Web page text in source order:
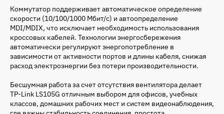
Коммутатор поддерживает автоматическое определение
скорости (10/100/1000 Мбит/с) и автоопределение
MDI/MDIX, что исключает необходимость использования
кроссовых кабелей. Технологии энергосбережения
автоматически регулируют энергопотребление в
зависимости от активности портов и длины кабеля, снижая
расход электроэнергии без потери производительности.
Бесшумная работа за счет отсутствия вентилятора делает
TP-Link LS105G отличным выбором для офисов, учебных
классов, домашних рабочих мест и систем видеонаблюдения,